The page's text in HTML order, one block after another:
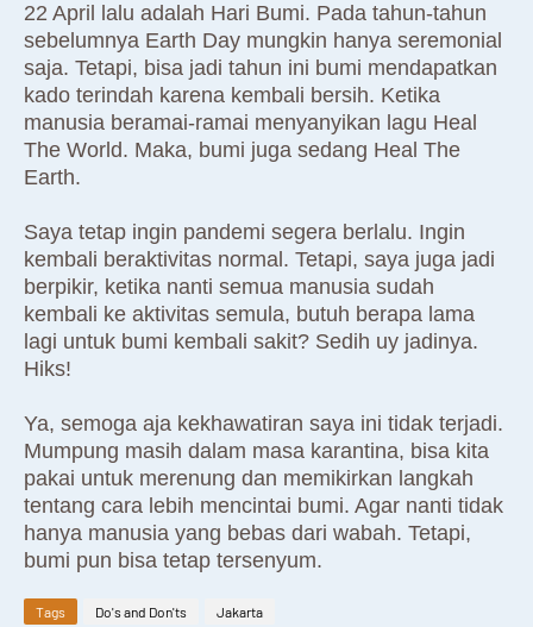
22 April lalu adalah Hari Bumi. Pada tahun-tahun
sebelumnya Earth Day mungkin hanya seremonial
saja. Tetapi, bisa jadi tahun ini bumi mendapatkan
kado terindah karena kembali bersih. Ketika
manusia beramai-ramai menyanyikan lagu Heal
The World. Maka, bumi juga sedang Heal The
Earth.
Saya tetap ingin pandemi segera berlalu. Ingin
kembali beraktivitas normal. Tetapi, saya juga jadi
berpikir, ketika nanti semua manusia sudah
kembali ke aktivitas semula, butuh berapa lama
lagi untuk bumi kembali sakit? Sedih uy jadinya.
Hiks!
Ya, semoga aja kekhawatiran saya ini tidak terjadi.
Mumpung masih dalam masa karantina, bisa kita
pakai untuk merenung dan memikirkan langkah
tentang cara lebih mencintai bumi. Agar nanti tidak
hanya manusia yang bebas dari wabah. Tetapi,
bumi pun bisa tetap tersenyum.
Tags Do's and Don'ts Jakarta